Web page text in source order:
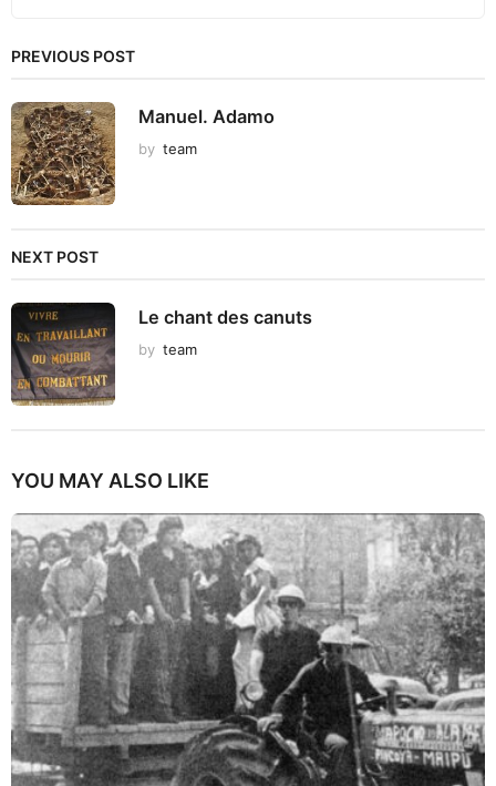
PREVIOUS POST
Manuel. Adamo
by team
NEXT POST
Le chant des canuts
by team
YOU MAY ALSO LIKE